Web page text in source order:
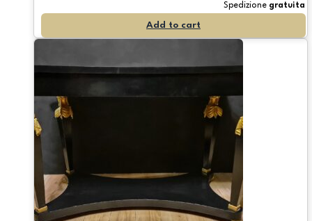
Spedizione gratuita
Add to cart